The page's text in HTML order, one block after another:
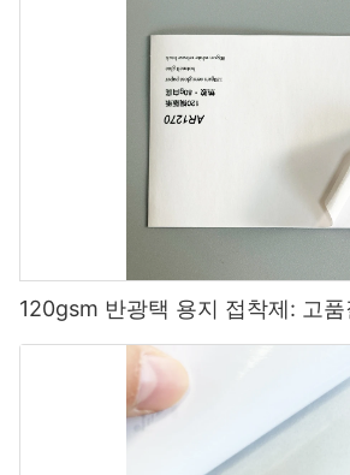
120gsm 반광택 용지 접착제: 고